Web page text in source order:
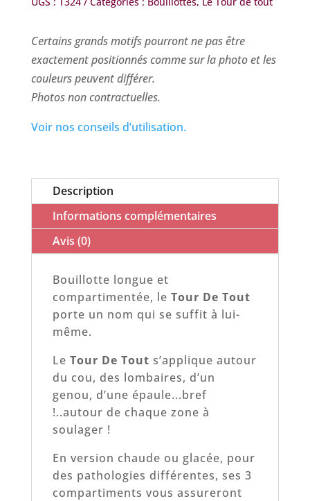
-
Aniviateurs
Certains grands motifs pourront ne pas être
exactement positionnés comme sur la photo et les
couleurs peuvent différer.
Photos non contractuelles.
Voir nos conseils d’utilisation.
Description
Informations complémentaires
Avis (0)
Bouillotte longue et
compartimentée, le Tour De Tout
porte un nom qui se suffit à lui-
même.
Le Tour De Tout s’applique autour
du cou, des lombaires, d’un
genou, d’une épaule...bref
!..autour de chaque zone à
soulager !
En version chaude ou glacée, pour
des pathologies différentes, ses 3
compartiments vous assureront